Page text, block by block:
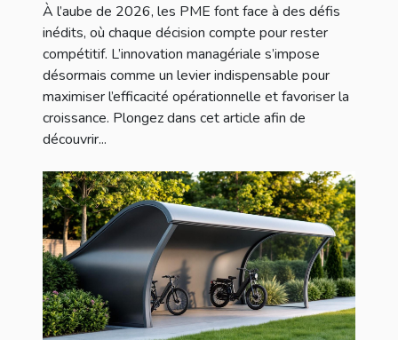
À l’aube de 2026, les PME font face à des défis
inédits, où chaque décision compte pour rester
compétitif. L’innovation managériale s’impose
désormais comme un levier indispensable pour
maximiser l’efficacité opérationnelle et favoriser la
croissance. Plongez dans cet article afin de
découvrir...